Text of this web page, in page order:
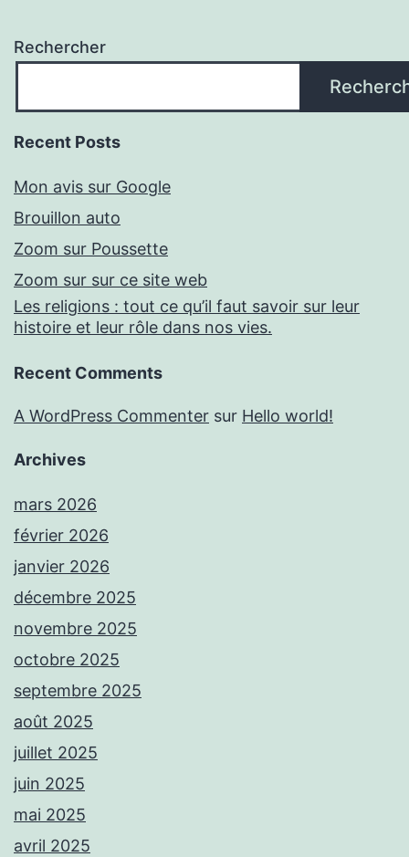
Rechercher
Recent Posts
Mon avis sur Google
Brouillon auto
Zoom sur Poussette
Zoom sur sur ce site web
Les religions : tout ce qu’il faut savoir sur leur
histoire et leur rôle dans nos vies.
Recent Comments
A WordPress Commenter sur Hello world!
Archives
mars 2026
février 2026
janvier 2026
décembre 2025
novembre 2025
octobre 2025
septembre 2025
août 2025
juillet 2025
juin 2025
mai 2025
avril 2025